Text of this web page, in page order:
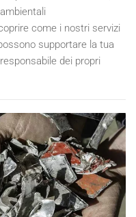
come i nostri servizi
supportare la tua
dei propri